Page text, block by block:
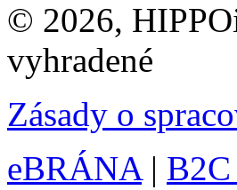
© 2026,
vyhradené
Zásady o
eBRÁNA|